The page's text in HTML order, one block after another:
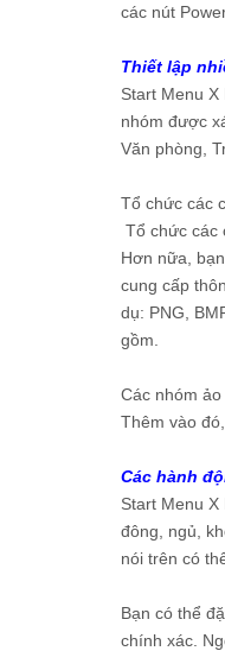
các nút
Thiết lập
Start Menu
nhóm được
Văn phòng,
Tổ chức các
Tổ chức các
Hơn nữa,
cung cấp
dụ: PNG,
gồm.
Các nhóm
Thêm vào
Các hành
Start Menu
đông, ngủ,
nói trên có
Bạn có thể
chính xác.